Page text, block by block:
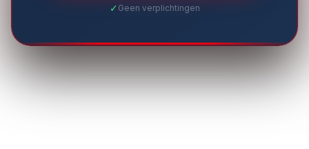
✓ Geen verplichtingen